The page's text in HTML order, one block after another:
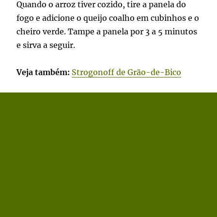
Quando o arroz tiver cozido, tire a panela do
fogo e adicione o queijo coalho em cubinhos e o
cheiro verde. Tampe a panela por 3 a 5 minutos
e sirva a seguir.
Veja também: Strogonoff de Grão-de-Bico